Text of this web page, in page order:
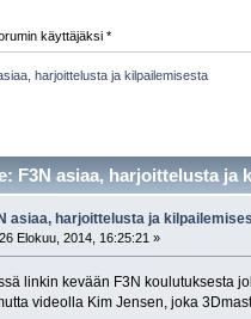
käyttäjäksi *
harjoittelusta ja kilpailemisesta
F3N asiaa, harjoittelusta ja
asiaa, harjoittelusta ja
26 Elokuu, 2014, 16:25:21 »
linkin kevään F3N koulutuksesta
videolla Kim Jensen, joka